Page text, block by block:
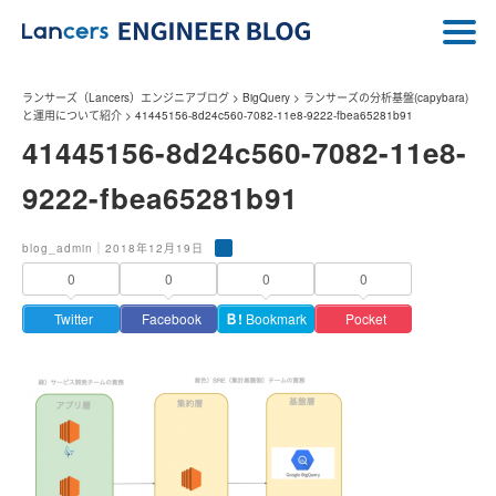
ランサーズ（Lancers）エンジニアブログ > BigQuery > ランサーズの分析基盤(capybara)
と運用について紹介 > 41445156-8d24c560-7082-11e8-9222-fbea65281b91
41445156-8d24c560-7082-11e8-
9222-fbea65281b91
blog_admin｜2018年12月19日
0
Twitter
0
Facebook
0
Ｂ! Bookmark
0
Pocket